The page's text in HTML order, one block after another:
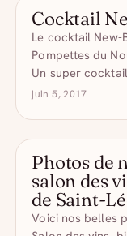
COCKTAIL D'ÉTÉ
Cocktail
Le cocktail New-
Pompettes du
Un super
juin 5, 2017
NOS ÉVÉNEMENTS
Photos de
salon des
de Saint-
Voici nos belles